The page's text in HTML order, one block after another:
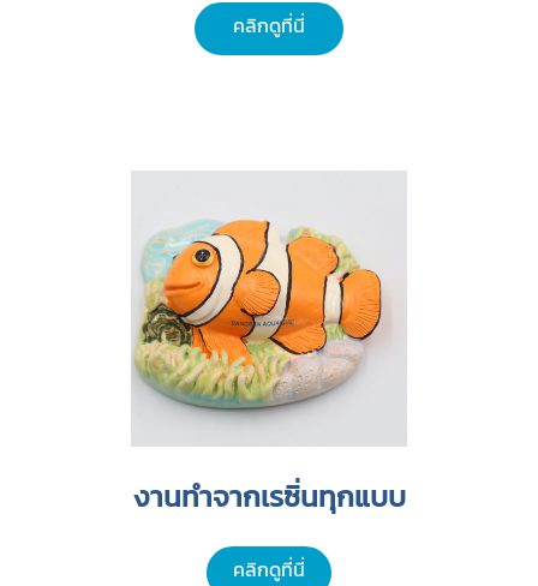
คลิกดูที่นี่
งานทำจากเรซิ่นทุกแบบ
คลิกดูที่นี่